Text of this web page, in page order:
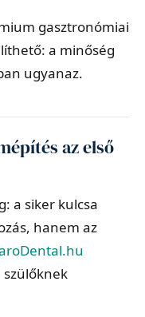
gasztronómiai
a minőség
ugyanaz.
az első
a siker kulcsa
hanem az
szülőknek